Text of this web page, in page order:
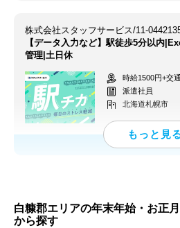
株式会社スタッフサービス/11-
【データ入力など】駅徒歩5分以内
管理|土日休
時給1500円+交
派遣社員
北海道札幌市
白糠郡エリアの年末年始・お正
から探す